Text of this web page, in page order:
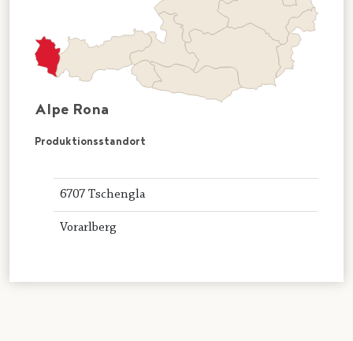
Alpe Rona
Produktionsstandort
6707 Tschengla
Vorarlberg